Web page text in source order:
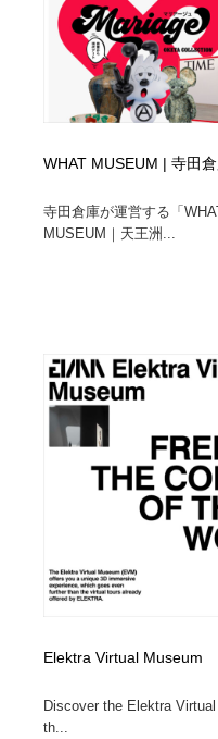
WHAT MUSEUM | 寺田
寺田倉庫が運営する「
MUSEUM｜天王洲...
Elektra Virtual Museum
Discover the Elektra
th...